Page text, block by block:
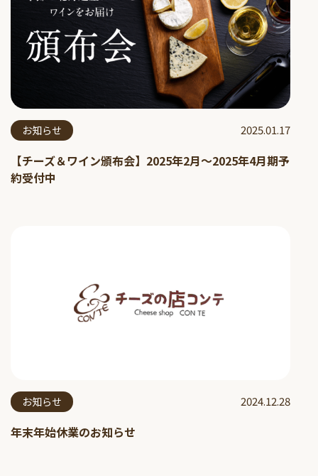
お知らせ 2025.01.17
【チーズ＆ワイン頒布会】2025年2月～2025年4月期予
約受付中
お知らせ 2024.12.28
年末年始休業のお知らせ